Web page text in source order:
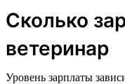
Сколько
ветеринар
Уровень зарплаты